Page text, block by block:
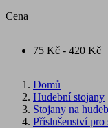
Cena
75 Kč - 420 Kč
Domů
Hudební stojany
Stojany na
Příslušenství pro